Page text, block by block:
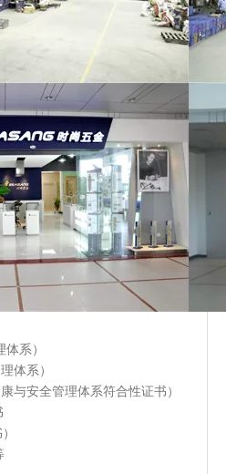
系）
体系）
与安全管理体系符合性证书）